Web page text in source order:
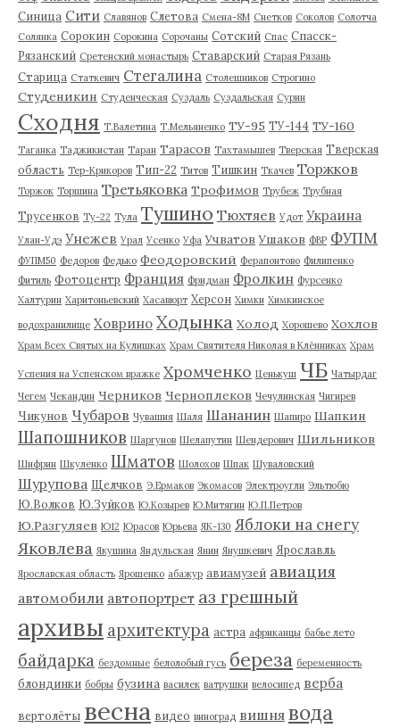
Синица Сити Славянов Слетова Смена-8М Снетков Соколов Солотча
Солянка Сорокин Сорокина Сорочаны Сотский Спас Спасск-
Рязанский Сретенский монастырь Ставарский Старая Рязань
Старица Статкевич Стегалина Столешников Строгино
Студеникин Студенческая Суздаль Суздальская Сурин
Сходня Т.Валетина Т.Мельяненко ТУ-95 ТУ-144 ТУ-160
Таганка Таджикистан Таран Тарасов Тахтамышев Тверская Тверская
область Тер-Крикоров Тип-22 Титов Тишкин Ткачев Торжков
Торжок Торшина Третьяковка Трофимов Трубеж Трубная
Трусенков Ту-22 Тула Тушино Тюхтяев Удот Украина
Улан-Удэ Унежев Урал Усенко Уфа Учватов Ушаков ФВР ФУПМ
ФУПМ50 Федоров Федько Феодоровский Ферапонтово Филипенко
Фитиль Фотоцентр Франция Фридман Фролкин Фурсенко
Халтурин Харитоньевский Хасавюрт Херсон Химки Химкинское
водохранилище Ховрино Ходынка Холод Хорошево Хохлов
Храм Всех Святых на Кулишках Храм Святителя Николая в Клённиках Храм
Успения на Успенском вражке Хромченко Ценькуш ЧБ Чатырдаг
Чегем Чекандин Черников Черноплеков Чечулинская Чигирев
Чикунов Чубаров Чувашия Шаля Шананин Шапиро Шапкин
Шапошников Шаргунов Шелапутин Шендерович Шильников
Шифрин Шкуленко Шматов Шолохов Шпак Шуваловский
Шурупова Щелчков Э.Ермаков Экомасов Электроугли Эльтюбю
Ю.Волков Ю.Зуйков Ю.Козырев Ю.Митягин Ю.П.Петров
Ю.Разгуляев Ю12 Юрасов Юрьева ЯК-130 Яблоки на снегу
Яковлева Якушина Яндульская Янин Янушкевич Ярославль
Ярославская область Ярошенко абажур авиамузей авиация
автомобили автопортрет аз грешный
архивы архитектура астра африканцы бабье лето
байдарка бездомные белолобый гусь береза беременность
блондинки бобры бузина василек ватрушки велосипед верба
вертолёты весна видео виноград вишня вода